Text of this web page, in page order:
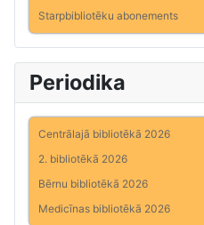
Starpbibliotēku abonements
Periodika
Centrālajā bibliotēkā 2026
2. bibliotēkā 2026
Bērnu bibliotēkā 2026
Medicīnas bibliotēkā 2026